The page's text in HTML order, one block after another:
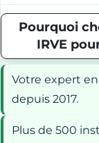
Pourquoi
IRVE
Votre expert
depuis 2017.
Plus de 500